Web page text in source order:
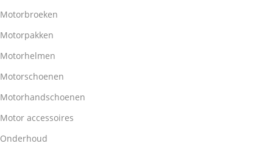
Motorbroeken
Motorpakken
Motorhelmen
Motorschoenen
Motorhandschoenen
Motor accessoires
Onderhoud